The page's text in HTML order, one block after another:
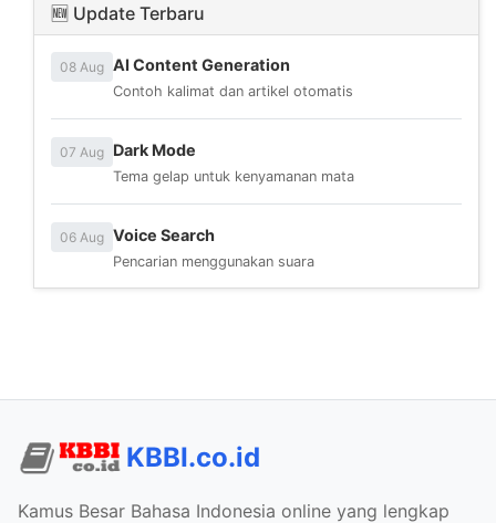
🆕 Update Terbaru
08 Aug AI Content Generation
Contoh kalimat dan artikel otomatis
07 Aug Dark Mode
Tema gelap untuk kenyamanan mata
06 Aug Voice Search
Pencarian menggunakan suara
KBBI.co.id
Kamus Besar Bahasa Indonesia online yang lengkap